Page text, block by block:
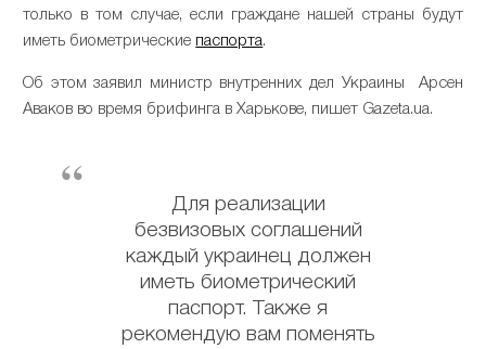
только в том случае, если граждане нашей страны будут
иметь биометрические паспорта.
Об этом заявил министр внутренних дел Украины Арсен
Аваков во время брифинга в Харькове, пишет Gazeta.ua.
Для реализации
безвизовых соглашений
каждый украинец должен
иметь биометрический
паспорт. Также я
рекомендую вам поменять